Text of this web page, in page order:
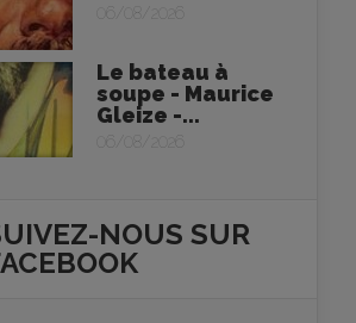
06/08/2026
Le bateau à
soupe - Maurice
Gleize -...
06/08/2026
NOUS SUR